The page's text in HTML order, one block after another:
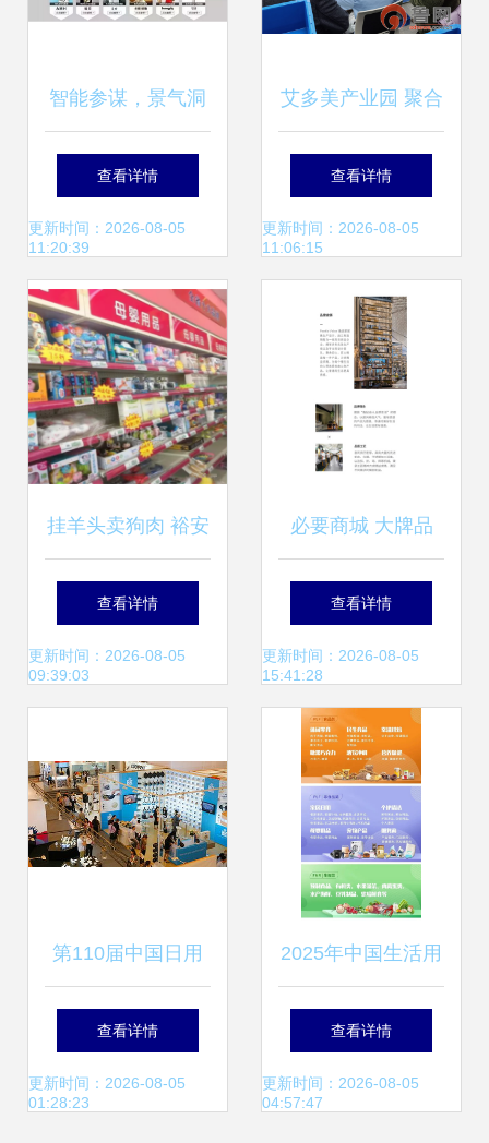
智能参谋，景气洞
察 日用百货销售的
生意参谋升级展望
查看详情
更新时间：2026-08-05
11:20:39
艾多美产业园 聚合
韩资供应商，打造
日用百货“中国总
部”新地标
查看详情
更新时间：2026-08-05
11:06:15
挂羊头卖狗肉 裕安
区新安镇百信大药
房竟成日用百货销
查看详情
更新时间：2026-08-05
09:39:03
必要商城 大牌品
质，工厂价格，重
塑日用百货新生态
查看详情
更新时间：2026-08-05
15:41:28
第110届中国日用
百货商品交易会 探
索日用百货销售新
查看详情
更新时间：2026-08-05
01:28:23
2025年中国生活用
纸及贴牌代加工展
自有品牌与日用百
查看详情
更新时间：2026-08-05
04:57:47